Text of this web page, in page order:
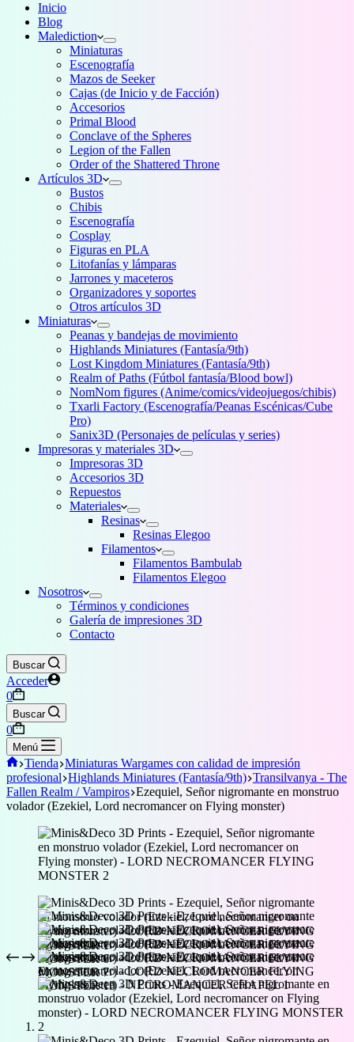
Inicio
Blog
Malediction
Miniaturas
Escenografía
Mazos de Seeker
Cajas (de Inicio y de Facción)
Accesorios
Primal Blood
Conclave of the Spheres
Legion of the Fallen
Order of the Shattered Throne
Artículos 3D
Bustos
Chibis
Escenografía
Cosplay
Figuras en PLA
Litofanías y lámparas
Jarrones y maceteros
Organizadores y soportes
Otros artículos 3D
Miniaturas
Peanas y bandejas de movimiento
Highlands Miniatures (Fantasía/9th)
Lost Kingdom Miniatures (Fantasía/9th)
Realm of Paths (Fútbol fantasía/Blood bowl)
NomNom figures (Anime/comics/videojuegos/chibis)
Txarli Factory (Escenografía/Peanas Escénicas/Cube
Pro)
Sanix3D (Personajes de películas y series)
Impresoras y materiales 3D
Impresoras 3D
Accesorios 3D
Repuestos
Materiales
Resinas
Resinas Elegoo
Filamentos
Filamentos Bambulab
Filamentos Elegoo
Nosotros
Términos y condiciones
Galería de impresiones 3D
Contacto
Buscar
Acceder
Carro
de
compra
0
Buscar
Carro
de
compra
0
Menú
Inicio
Tienda Miniaturas Wargames con calidad de impresión
profesional Highlands Miniatures (Fantasía/9th) Transilvanya - The
Fallen Realm / Vampiros Ezequiel, Señor nigromante en monstruo
volador (Ezekiel, Lord necromancer on Flying monster)